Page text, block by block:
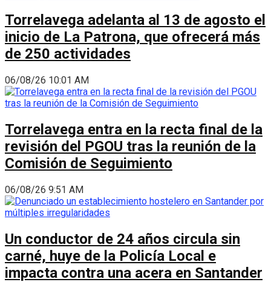
Torrelavega adelanta al 13 de agosto el
inicio de La Patrona, que ofrecerá más
de 250 actividades
06/08/26 10:01 AM
Torrelavega entra en la recta final de la
revisión del PGOU tras la reunión de la
Comisión de Seguimiento
06/08/26 9:51 AM
Un conductor de 24 años circula sin
carné, huye de la Policía Local e
impacta contra una acera en Santander